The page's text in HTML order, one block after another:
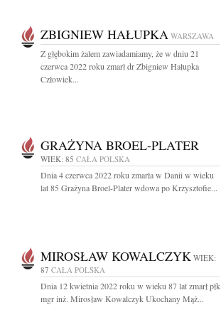
ZBIGNIEW HAŁUPKA WARSZAWA
Z głębokim żalem zawiadamiamy, że w dniu 21
czerwca 2022 roku zmarł dr Zbigniew Hałupka
Człowiek...
GRAŻYNA BROEL-PLATER
WIEK: 85 CAŁA POLSKA
Dnia 4 czerwca 2022 roku zmarła w Danii w wieku
lat 85 Grażyna Broel-Plater wdowa po Krzysztofie...
MIROSŁAW KOWALCZYK WIEK:
87 CAŁA POLSKA
Dnia 12 kwietnia 2022 roku w wieku 87 lat zmarł płk
mgr inż. Mirosław Kowalczyk Ukochany Mąż...